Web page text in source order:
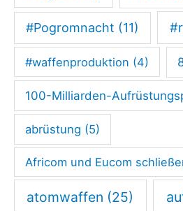
#Pogromnacht (11)
#waffenproduktion (4)
100-Milliarden-
abrüstung (5)
Africom und Eucom
atomwaffen (25)